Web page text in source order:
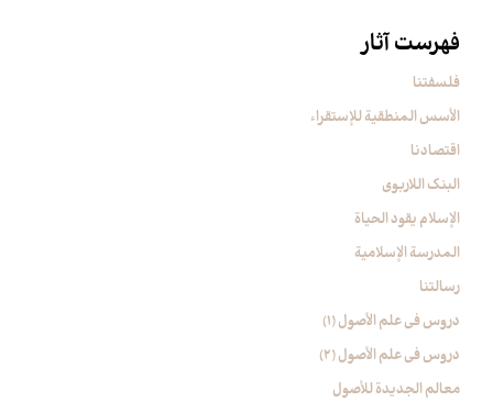
فهرست آثار
فلسفتنا
الأسس المنطقیة للإستقراء
اقتصادنا
البنک اللاربوی
الإسلام یقود الحیاة
المدرسة الإسلامیة
رسالتنا
دروس فی علم الأصول (1)
دروس فی علم الأصول (2)
معالم الجدیدة للأصول